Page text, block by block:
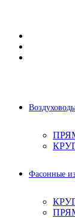
Фасонные